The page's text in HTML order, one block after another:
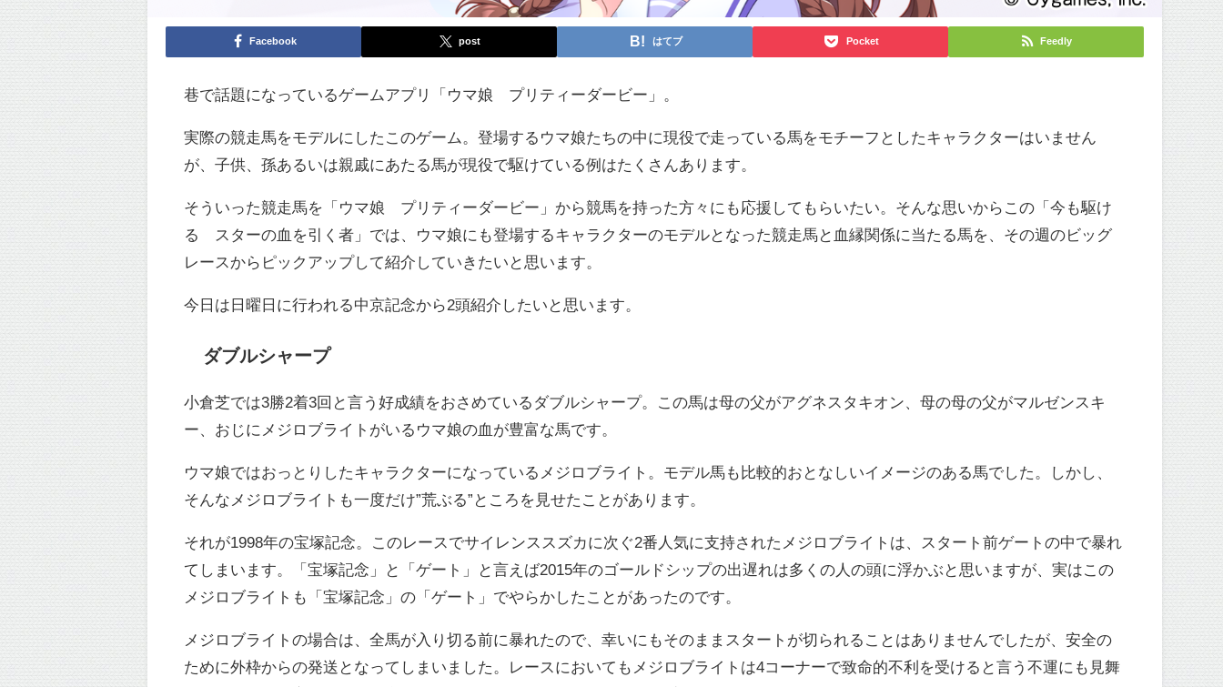
Facebook post はてブ Pocket Feedly
巷で話題になっているゲームアプリ「ウマ娘 プリティーダービー」。
実際の競走馬をモデルにしたこのゲーム。登場するウマ娘たちの中に現役で走っている馬をモチーフとしたキャラクターはいません
が、子供、孫あるいは親戚にあたる馬が現役で駆けている例はたくさんあります。
そういった競走馬を「ウマ娘 プリティーダービー」から競馬を持った方々にも応援してもらいたい。そんな思いからこの「今も駆け
る スターの血を引く者」では、ウマ娘にも登場するキャラクターのモデルとなった競走馬と血縁関係に当たる馬を、その週のビッグ
レースからピックアップして紹介していきたいと思います。
今日は日曜日に行われる中京記念から2頭紹介したいと思います。
ダブルシャープ
小倉芝では3勝2着3回と言う好成績をおさめているダブルシャープ。この馬は母の父がアグネスタキオン、母の母の父がマルゼンスキ
ー、おじにメジロブライトがいるウマ娘の血が豊富な馬です。
ウマ娘ではおっとりしたキャラクターになっているメジロブライト。モデル馬も比較的おとなしいイメージのある馬でした。しかし、
そんなメジロブライトも一度だけ”荒ぶる”ところを見せたことがあります。
それが1998年の宝塚記念。このレースでサイレンススズカに次ぐ2番人気に支持されたメジロブライトは、スタート前ゲートの中で暴れ
てしまいます。「宝塚記念」と「ゲート」と言えば2015年のゴールドシップの出遅れは多くの人の頭に浮かぶと思いますが、実はこの
メジロブライトも「宝塚記念」の「ゲート」でやらかしたことがあったのです。
メジロブライトの場合は、全馬が入り切る前に暴れたので、幸いにもそのままスタートが切られることはありませんでしたが、安全の
ために外枠からの発送となってしまいました。レースにおいてもメジロブライトは4コーナーで致命的不利を受けると言う不運にも見舞